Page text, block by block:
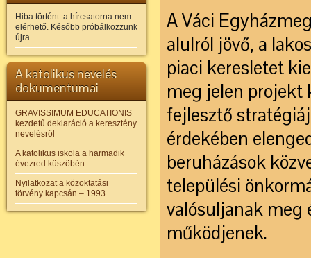
Hiba történt: a hírcsatorna nem
elérhető. Később próbálkozzunk
újra.
A katolikus nevelés
dokumentumai
GRAVISSIMUM EDUCATIONIS
kezdetű deklaráció a keresztény
nevelésről
A katolikus iskola a harmadik
évezred küszöbén
Nyilatkozat a közoktatási
törvény kapcsán – 1993.
A Váci
alulról jövő, a
piaci keresletet
meg jelen
fejlesztő
érdekében
beruházások
települési
valósuljanak meg
működjenek.